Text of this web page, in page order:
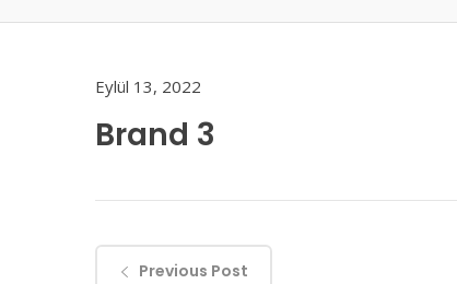
Eylül 13, 2022
Brand 3
Previous Post